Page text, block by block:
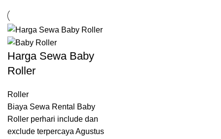
Harga Sewa Baby
Roller
Roller
Biaya Sewa Rental Baby
Roller perhari include dan
exclude terpercaya Agustus